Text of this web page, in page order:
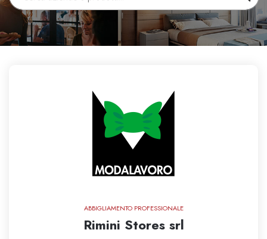
ABBIGLIAMENTO PROFESSIONALE
Rimini Stores srl